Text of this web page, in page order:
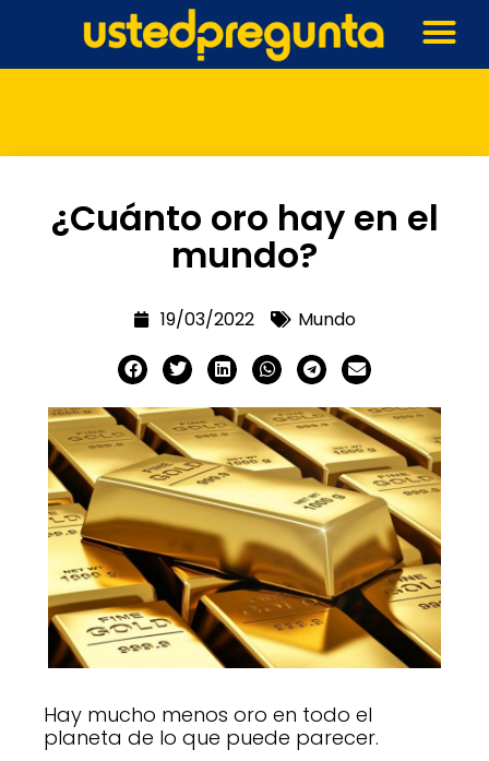
¿Cuánto oro hay en el
mundo?
19/03/2022 Mundo
Hay mucho menos oro en todo el
planeta de lo que puede parecer.